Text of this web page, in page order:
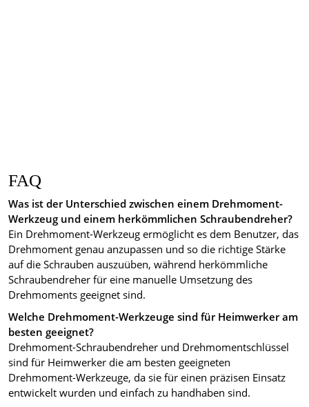
FAQ
Was ist der Unterschied zwischen einem Drehmoment-
Werkzeug und einem herkömmlichen Schraubendreher?
Ein Drehmoment-Werkzeug ermöglicht es dem Benutzer, das
Drehmoment genau anzupassen und so die richtige Stärke
auf die Schrauben auszuüben, während herkömmliche
Schraubendreher für eine manuelle Umsetzung des
Drehmoments geeignet sind.
Welche Drehmoment-Werkzeuge sind für Heimwerker am
besten geeignet?
Drehmoment-Schraubendreher und Drehmomentschlüssel
sind für Heimwerker die am besten geeigneten
Drehmoment-Werkzeuge, da sie für einen präzisen Einsatz
entwickelt wurden und einfach zu handhaben sind.